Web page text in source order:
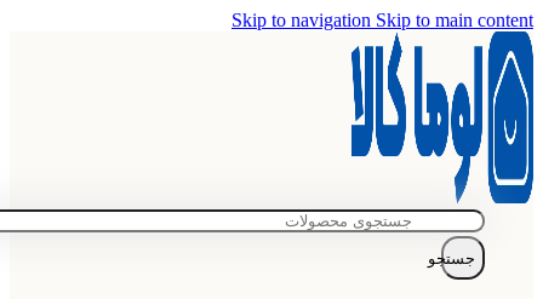
Skip to navigation Skip to main content
جستجو